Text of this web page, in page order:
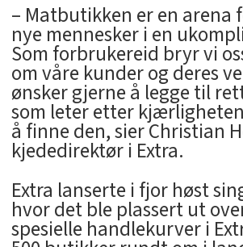
– Matbutikken er en arena
nye mennesker i en
Som forbrukereid bryr vi
om våre kunder og deres
ønsker gjerne å legge til
som leter etter
å finne den, sier Christian
kjededirektør i Extra.
Extra lanserte i fjor høst
hvor det ble plassert ut
spesielle handlekurver i